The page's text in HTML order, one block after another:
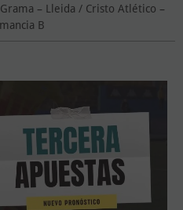
– Lleida / Cristo Atlético –
B